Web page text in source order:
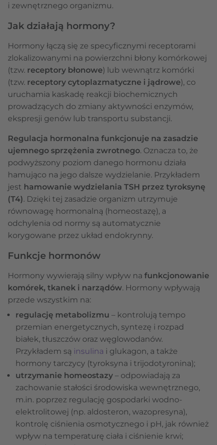
i zewnętrznego organizmu.
Jak działają hormony?
Hormony łączą się ze specyficznymi receptorami
zlokalizowanymi na powierzchni błony komórkowej
(tzw. receptory błonowe) lub wewnątrz komórki
(tzw. receptory cytoplazmatyczne i jądrowe), co
uruchamia kaskadę reakcji biochemicznych
prowadzących do zmiany aktywności enzymów,
ekspresji genów lub transportu substancji.
Regulacja hormonalna funkcjonuje na zasadzie
ujemnego sprzężenia zwrotnego. Oznacza to, że
podwyższony poziom danego hormonu działa
hamująco na jego dalsze wydzielanie. Przykładem
jest hamowanie wydzielania TSH przez tyroksynę
(T4). Dzięki tej zasadzie organizm utrzymuje
równowagę hormonalną (homeostazę), a
odchylenia od normy są automatycznie
korygowane przez układ endokrynny.
Funkcje hormonów
Hormony wywierają silny wpływ na funkcjonowanie
komórek, tkanek i narządów. Hormony wpływają
przede wszystkim na:
regulację metabolizmu – kontrolują tempo
przemian energetycznych, syntezę i rozpad
białek, tłuszczów oraz węglowodanów.
Przykładem są insulina i glukagon, a także
hormony tarczycy (tyroksyna i trijodotyronina);
utrzymanie homeostazy – odpowiadają za
zachowanie stałości środowiska wewnętrznego,
m.in. poprzez regulację gospodarki wodno-
elektrolitowej (np. aldosteron, wazopresyna),
kontrolę ciśnienia osmotycznego i pH, jak również
wpływ na temperaturę ciała i ciśnienie krwi;